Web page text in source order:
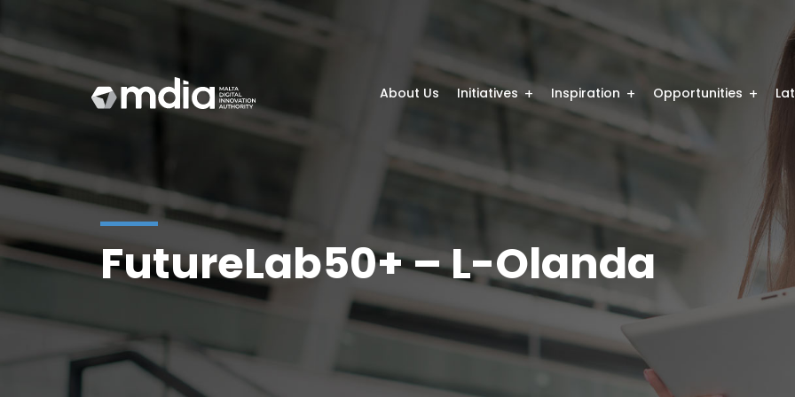
About Us Initiatives Inspiration Opportunities
FutureLab50+ – L-Olanda